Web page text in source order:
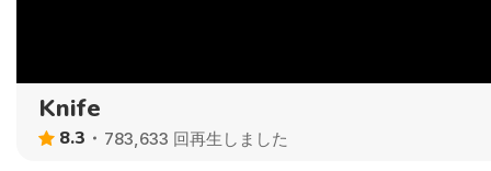
Knife
8.3 783,633 回再生しました